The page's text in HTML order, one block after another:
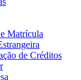
Matrícula
de Créditos